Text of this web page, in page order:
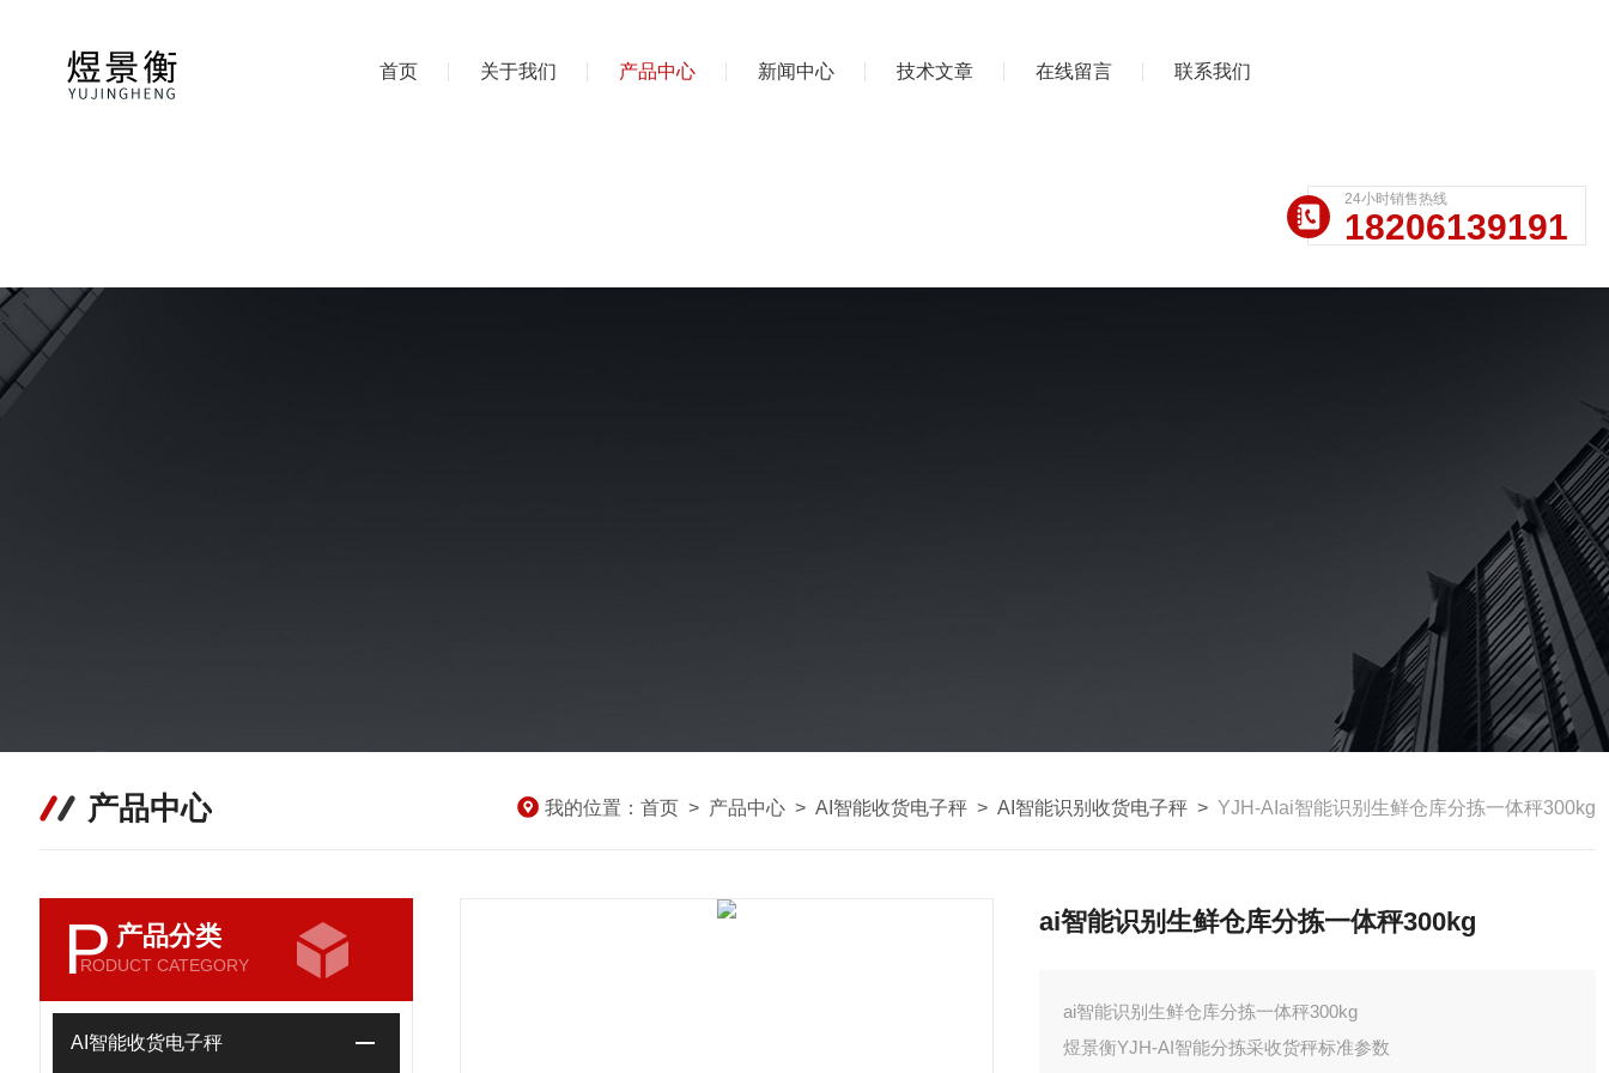
首页 关于我们 产品中心 新闻中心 技术文章 在线留言 联系我们
24小时销售热线
18206139191
产品中心 我的位置： 首页 > 产品中心 > AI智能收货电子秤 > AI智能识别收货电子秤 > YJH-AIai智能识别生鲜仓库分拣一体秤300kg
P 产品分类
RODUCT CATEGORY
AI智能收货电子秤
ai智能识别生鲜仓库分拣一体秤300kg
ai智能识别生鲜仓库分拣一体秤300kg
煜景衡YJH-AI智能分拣采收货秤标准参数